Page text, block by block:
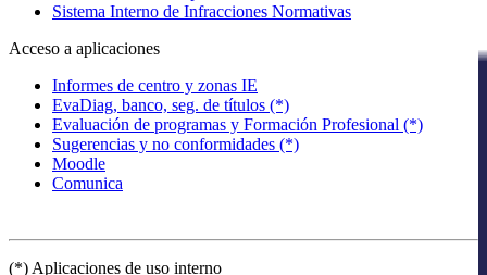
Sistema Interno de Infracciones Normativas
Acceso a aplicaciones
Informes de centro y zonas IE
EvaDiag, banco, seg. de títulos (*)
Evaluación de programas y Formación Profesional (*)
Sugerencias y no conformidades (*)
Moodle
Comunica
(*) Aplicaciones de uso interno